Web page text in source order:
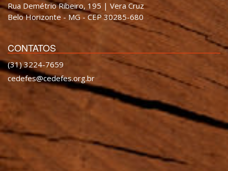
Rua Demétrio Ribeiro, 195 | Vera Cruz
Belo Horizonte - MG - CEP 30285-680
CONTATOS
(31) 3224-7659
cedefes@cedefes.org.br